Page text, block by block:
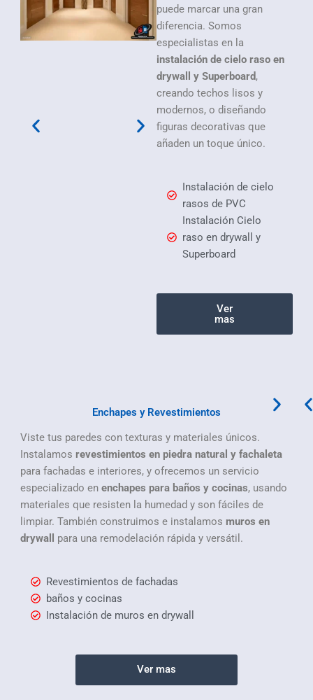
puede marcar una gran
diferencia. Somos
especialistas en la
instalación de cielo raso en
drywall y Superboard,
creando techos lisos y
modernos, o diseñando
figuras decorativas que
añaden un toque único.
Instalación de cielo
rasos de PVC
Instalación Cielo
raso en drywall y
Superboard
Ver
mas
Enchapes y Revestimientos
Viste tus paredes con texturas y materiales únicos.
Instalamos revestimientos en piedra natural y fachaleta
para fachadas e interiores, y ofrecemos un servicio
especializado enenchapes para baños y cocinas, usando
materiales que resisten la humedad y son fáciles de
limpiar. También construimos e instalamos muros en
drywall
para una remodelación rápida y versátil.
Revestimientos de fachadas
baños y cocinas
Instalación de muros en drywall
Ver mas